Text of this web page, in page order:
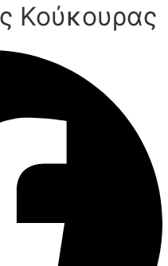
Κούκουρας